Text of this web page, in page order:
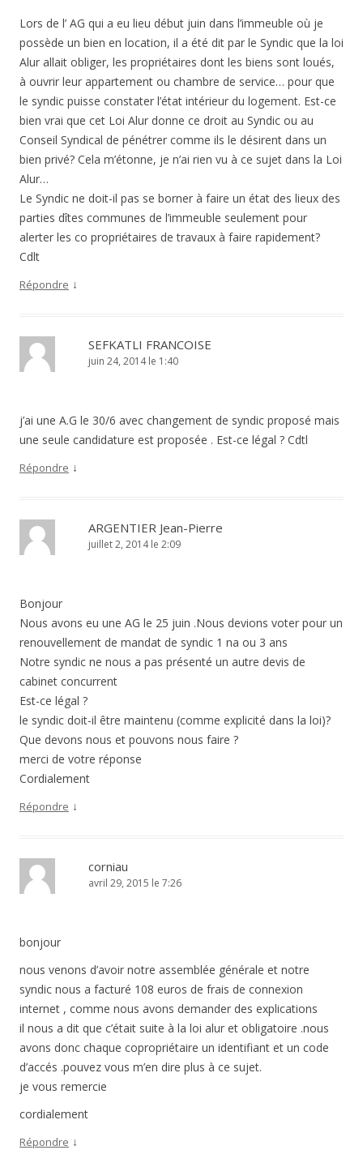
Lors de l’ AG qui a eu lieu début juin dans l’immeuble où je
possède un bien en location, il a été dit par le Syndic que la loi
Alur allait obliger, les propriétaires dont les biens sont loués,
à ouvrir leur appartement ou chambre de service… pour que
le syndic puisse constater l’état intérieur du logement. Est-ce
bien vrai que cet Loi Alur donne ce droit au Syndic ou au
Conseil Syndical de pénétrer comme ils le désirent dans un
bien privé? Cela m’étonne, je n’ai rien vu à ce sujet dans la Loi
Alur…
Le Syndic ne doit-il pas se borner à faire un état des lieux des
parties dîtes communes de l’immeuble seulement pour
alerter les co propriétaires de travaux à faire rapidement?
Cdlt
Répondre ↓
SEFKATLI FRANCOISE
juin 24, 2014 le 1:40
j’ai une A.G le 30/6 avec changement de syndic proposé mais
une seule candidature est proposée . Est-ce légal ? Cdtl
Répondre ↓
ARGENTIER Jean-Pierre
juillet 2, 2014 le 2:09
Bonjour
Nous avons eu une AG le 25 juin .Nous devions voter pour un
renouvellement de mandat de syndic 1 na ou 3 ans
Notre syndic ne nous a pas présenté un autre devis de
cabinet concurrent
Est-ce légal ?
le syndic doit-il être maintenu (comme explicité dans la loi)?
Que devons nous et pouvons nous faire ?
merci de votre réponse
Cordialement
Répondre ↓
corniau
avril 29, 2015 le 7:26
bonjour
nous venons d’avoir notre assemblée générale et notre
syndic nous a facturé 108 euros de frais de connexion
internet , comme nous avons demander des explications
il nous a dit que c’était suite à la loi alur et obligatoire .nous
avons donc chaque copropriétaire un identifiant et un code
d’accés .pouvez vous m’en dire plus à ce sujet.
je vous remercie
cordialement
Répondre ↓